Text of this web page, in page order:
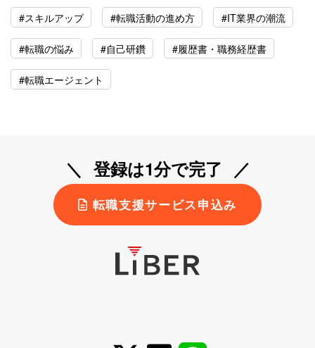
#スキルアップ #転職活動の進め方 #IT業界の潮流
#転職の悩み #自己研鑽 #履歴書・職務経歴書
#転職エージェント
登録は1分で完了
転職支援サービス申込み